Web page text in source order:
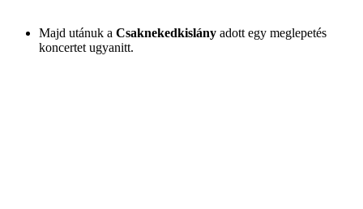
Majd utánuk a Csaknekedkislány adott egy meglepetés
koncertet ugyanitt.